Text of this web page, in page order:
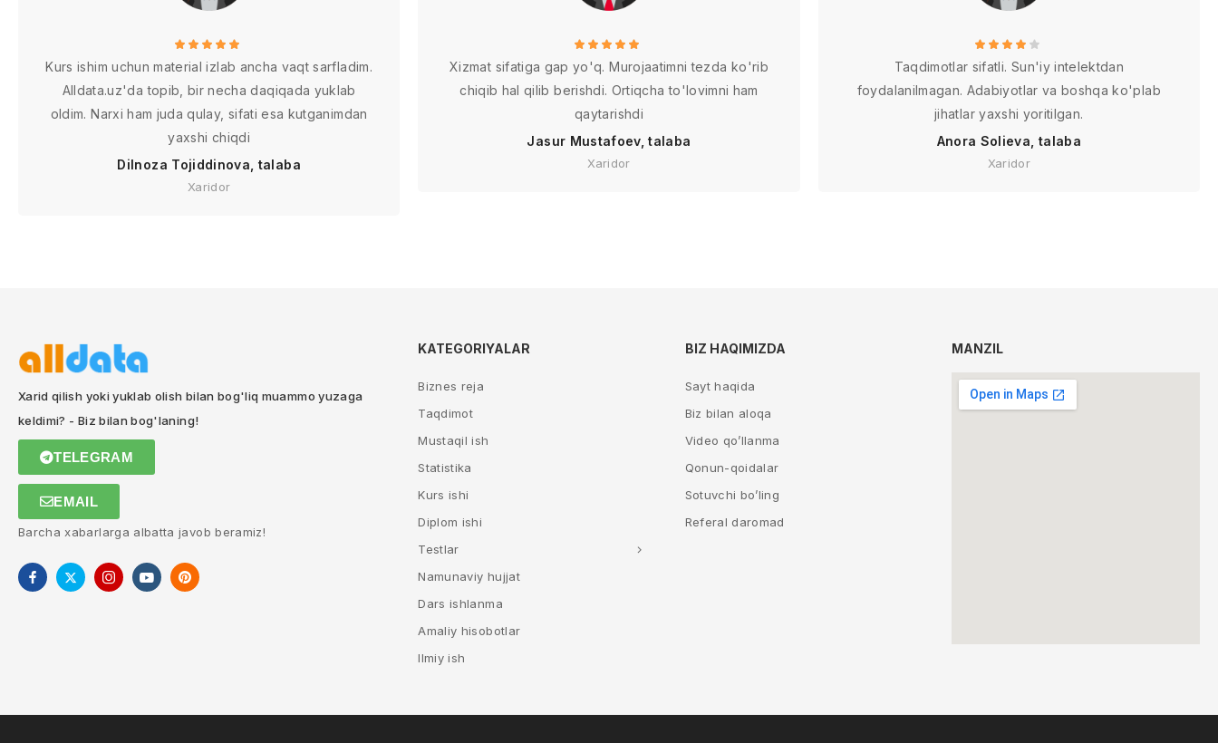
Kurs ishim uchun material izlab ancha vaqt sarfladim.
Alldata.uz'da topib, bir necha daqiqada yuklab
oldim. Narxi ham juda qulay, sifati esa kutganimdan
yaxshi chiqdi
Dilnoza Tojiddinova, talaba
Xaridor
Xizmat sifatiga gap yo'q. Murojaatimni tezda ko'rib
chiqib hal qilib berishdi. Ortiqcha to'lovimni ham
qaytarishdi
Jasur Mustafoev, talaba
Xaridor
Taqdimotlar sifatli. Sun'iy intelektdan
foydalanilmagan. Adabiyotlar va boshqa ko'plab
jihatlar yaxshi yoritilgan.
Anora Solieva, talaba
Xaridor
Xarid qilish yoki yuklab olish bilan bog'liq muammo yuzaga
keldimi? - Biz bilan bog'laning!
TELEGRAM
EMAIL
Barcha xabarlarga albatta javob beramiz!
KATEGORIYALAR
Biznes reja
Taqdimot
Mustaqil ish
Statistika
Kurs ishi
Diplom ishi
Testlar
Namunaviy hujjat
Dars ishlanma
Amaliy hisobotlar
Ilmiy ish
BIZ HAQIMIZDA
Sayt haqida
Biz bilan aloqa
Video qo’llanma
Qonun-qoidalar
Sotuvchi bo’ling
Referal daromad
MANZIL